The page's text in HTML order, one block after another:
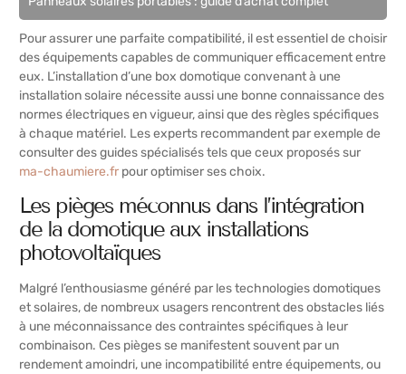
Pour assurer une parfaite compatibilité, il est essentiel de choisir
des équipements capables de communiquer efficacement entre
eux. L’installation d’une box domotique convenant à une
installation solaire nécessite aussi une bonne connaissance des
normes électriques en vigueur, ainsi que des règles spécifiques
à chaque matériel. Les experts recommandent par exemple de
consulter des guides spécialisés tels que ceux proposés sur
ma-chaumiere.fr pour optimiser ses choix.
Les pièges méconnus dans l’intégration
de la domotique aux installations
photovoltaïques
Malgré l’enthousiasme généré par les technologies domotiques
et solaires, de nombreux usagers rencontrent des obstacles liés
à une méconnaissance des contraintes spécifiques à leur
combinaison. Ces pièges se manifestent souvent par un
rendement amoindri, une incompatibilité entre équipements, ou